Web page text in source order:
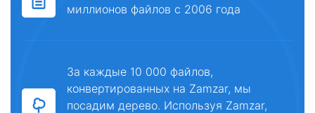
миллионов файлов с 2006 года
За каждые 10 000 файлов,
конвертированных на Zamzar, мы
посадим дерево. Используя Zamzar,